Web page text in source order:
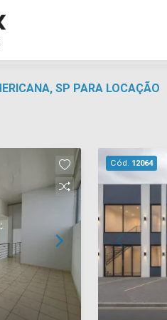
SP PARA LOCAÇÃO
Cód. 12064